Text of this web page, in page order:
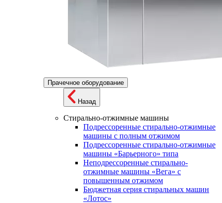
Прачечное оборудование
Назад
Стирально-отжимные машины
Подрессоренные стирально-отжимные
машины с полным отжимом
Подрессоренные стирально-отжимные
машины «Барьерного» типа
Неподрессоренные стирально-
отжимные машины «Вега» с
повышенным отжимом
Бюджетная серия стиральных машин
«Лотос»